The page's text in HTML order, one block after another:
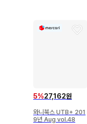
5%27,162원
와니북스 UTB+ 201
9년 Aug vol.48